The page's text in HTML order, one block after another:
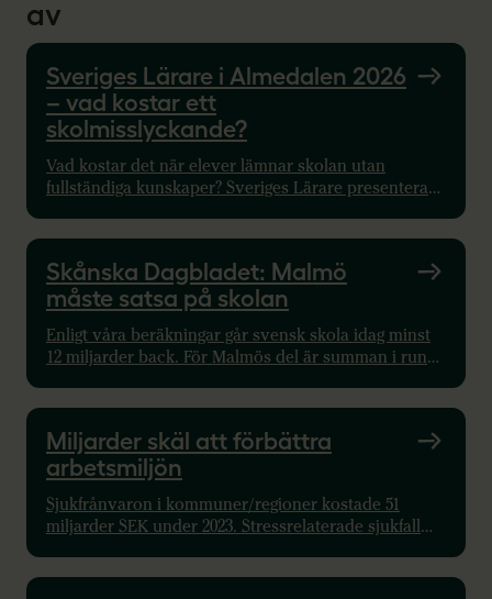
av
Sveriges Lärare i Almedalen 2026
– vad kostar ett
skolmisslyckande?
Vad kostar det när elever lämnar skolan utan
fullständiga kunskaper? Sveriges Lärare presenterar
Skånska Dagbladet: Malmö
måste satsa på skolan
Enligt våra beräkningar går svensk skola idag minst
12 miljarder back. För Malmös del är summan i runda
planeras i kommunerna runtom i landet.
Miljarder skäl att förbättra
arbetsmiljön
Sjukfrånvaron i kommuner/regioner kostade 51
miljarder SEK under 2023. Stressrelaterade sjukfall